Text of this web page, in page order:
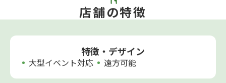
店舗の特徴
特徴・デザイン
大型イベント対応 遠方可能